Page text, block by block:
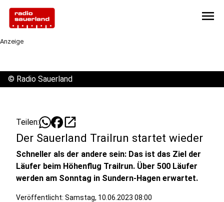
menu
Anzeige
© Radio Sauerland
Teilen: open_in_new
Der Sauerland Trailrun startet wieder
Schneller als der andere sein: Das ist das Ziel der
Läufer beim Höhenflug Trailrun. Über 500 Läufer
werden am Sonntag in Sundern-Hagen erwartet.
Veröffentlicht: Samstag, 10.06.2023 08:00